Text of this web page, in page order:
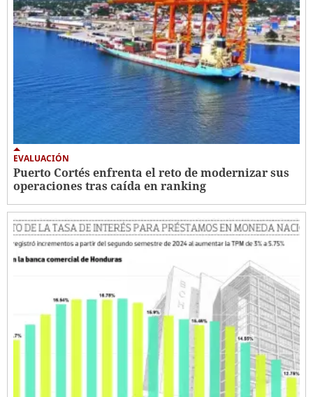
EVALUACIÓN
Puerto Cortés enfrenta el reto de modernizar sus
operaciones tras caída en ranking